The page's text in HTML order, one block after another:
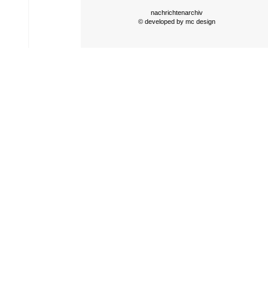
nachrichtenarchiv
© developed by mc design